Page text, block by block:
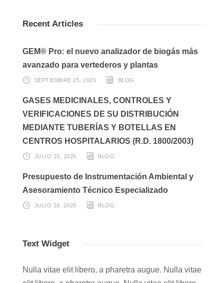
Recent Articles
GEM® Pro: el nuevo analizador de biogás más
avanzado para vertederos y plantas
SEPTIEMBRE 25, 2025 BLOG
GASES MEDICINALES, CONTROLES Y
VERIFICACIONES DE SU DISTRIBUCIÓN
MEDIANTE TUBERÍAS Y BOTELLAS EN
CENTROS HOSPITALARIOS (R.D. 1800/2003)
JULIO 15, 2025 BLOG
Presupuesto de Instrumentación Ambiental y
Asesoramiento Técnico Especializado
JULIO 18, 2025 BLOG
Text Widget
Nulla vitae elit libero, a pharetra augue. Nulla vitae